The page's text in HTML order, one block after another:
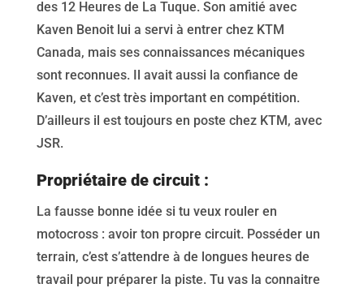
des 12 Heures de La Tuque. Son amitié avec
Kaven Benoit lui a servi à entrer chez KTM
Canada, mais ses connaissances mécaniques
sont reconnues. Il avait aussi la confiance de
Kaven, et c’est très important en compétition.
D’ailleurs il est toujours en poste chez KTM, avec
JSR.
Propriétaire de circuit :
La fausse bonne idée si tu veux rouler en
motocross : avoir ton propre circuit. Posséder un
terrain, c’est s’attendre à de longues heures de
travail pour préparer la piste. Tu vas la connaitre